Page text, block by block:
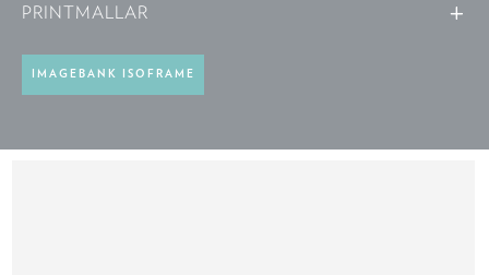
PRINTMALLAR
IMAGEBANK ISOFRAME